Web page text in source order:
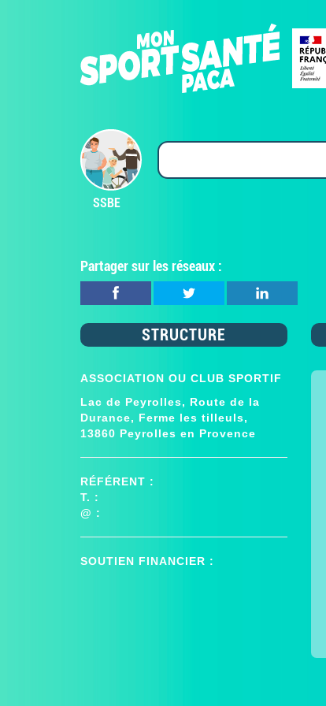
SSBE
Partager sur les réseaux :
STRUCTURE
ASSOCIATION OU CLUB SPORTIF
Lac de Peyrolles, Route de la
Durance, Ferme les tilleuls,
13860 Peyrolles en Provence
RÉFÉRENT :
T. :
@ :
SOUTIEN FINANCIER :